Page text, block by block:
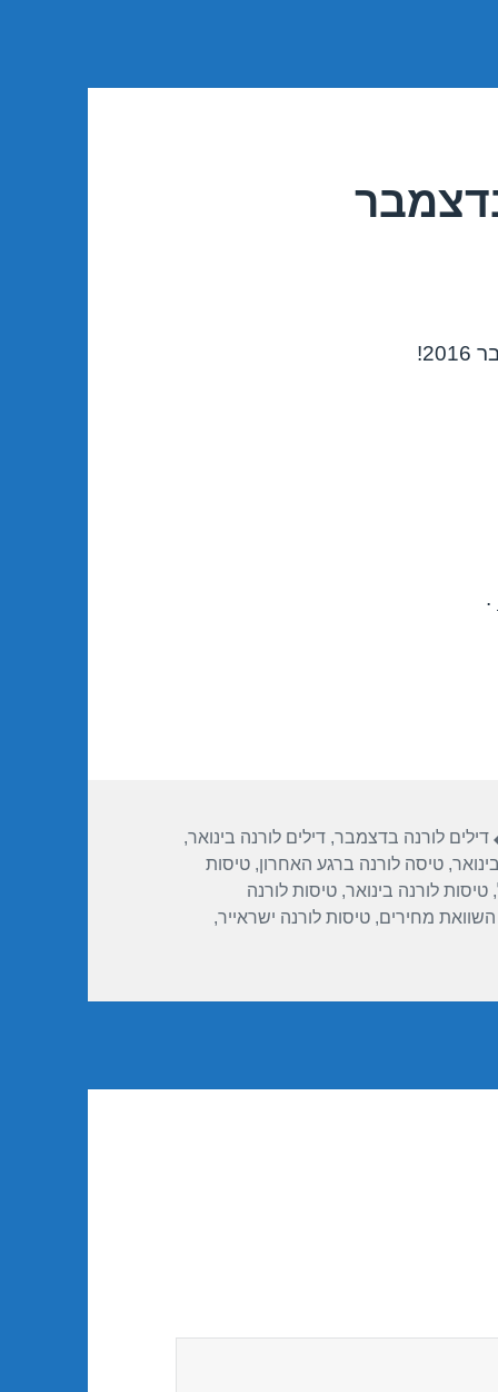
.
תגיות
דילים לורנה בדצמבר,דילים לורנה בינואר,
,טיסה לורנה ברגע האחרון,טיסות
,טיסות לורנה בינואר,טיסות לורנה
השוואת מחירים,טיסות לורנה ישראייר,